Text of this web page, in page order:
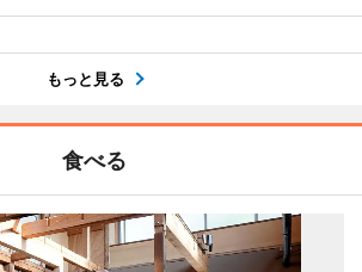
もっと見る
食べる